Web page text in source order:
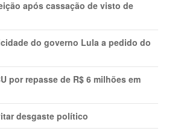
após cassação de visto de
do governo Lula a pedido do
por repasse de R$ 6 milhões em
desgaste político